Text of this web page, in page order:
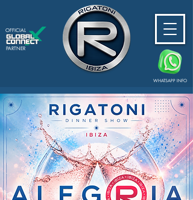
PARTNER
OFFICIAL
WHATSAPP INFO